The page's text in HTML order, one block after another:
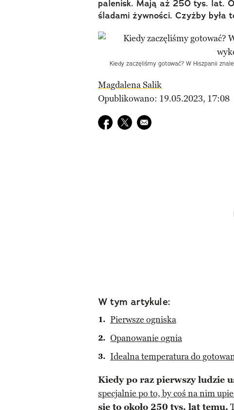
palenisk. Mają aż 250 tys. lat.
śladami żywności. Czyżby była
Kiedy zaczęliśmy gotować? W Hiszpanii
Magdalena Salik
Opublikowano: 19.05.2023, 17:08
Udostępnij na facebook
Udostępnij na twitter
E-mail do przyjaciela
W tym artykule:
Pierwsze ogniska
Opanowanie ognia
Idealna temperatura do
Kiedy po raz pierwszy ludzie
specjalnie po to, by coś na nim
się to około 250 tys. lat temu.